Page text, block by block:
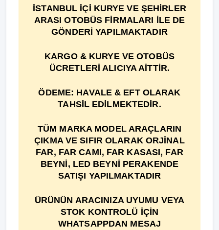
İSTANBUL İÇİ KURYE VE ŞEHİRLER
ARASI OTOBÜS FİRMALARI İLE DE
GÖNDERİ YAPILMAKTADIR
KARGO & KURYE VE OTOBÜS
ÜCRETLERİ ALICIYA AİTTİR.
ÖDEME: HAVALE & EFT OLARAK
TAHSİL EDİLMEKTEDİR.
TÜM MARKA MODEL ARAÇLARIN
ÇIKMA VE SIFIR OLARAK ORJİNAL
FAR, FAR CAMI, FAR KASASI, FAR
BEYNİ, LED BEYNİ PERAKENDE
SATIŞI YAPILMAKTADIR
ÜRÜNÜN ARACINIZA UYUMU VEYA
STOK KONTROLÜ İÇİN
WHATSAPPDAN MESAJ